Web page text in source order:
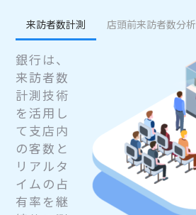
来訪者数計測 店頭前来訪者数分析
銀行は、
来訪者数
計測技術
を活用し
て支店内
の客数と
リアルタ
イムの占
有率を継